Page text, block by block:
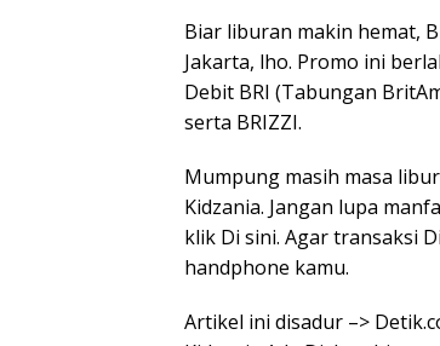
Biar liburan makin hemat,
Jakarta, lho. Promo ini
Debit BRI (Tabungan
serta BRIZZI.
Mumpung masih masa
Kidzania. Jangan lupa
klik Di sini. Agar transaksi
handphone kamu.
Artikel ini disadur –>